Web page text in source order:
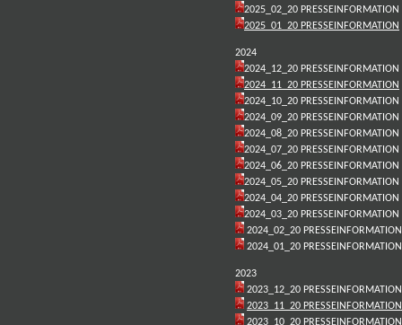
2025_02_20 PRESSEINFORMATION
2025_01_20 PRESSEINFORMATION
2024
2024_12_20 PRESSEINFORMATION
2024_11_20 PRESSEINFORMATION
2024_10_20 PRESSEINFORMATION
2024_09_20 PRESSEINFORMATION
2024_08_20 PRESSEINFORMATION
2024_07_20 PRESSEINFORMATION
2024_06_20 PRESSEINFORMATION
2024_05_20 PRESSEINFORMATION
2024_04_20 PRESSEINFORMATION
2024_03_20 PRESSEINFORMATION
2024_02_20 PRESSEINFORMATION
2024_01_20 PRESSEINFORMATION
2023
2023_12_20 PRESSEINFORMATION
2023_11_20 PRESSEINFORMATION
2023_10_20 PRESSEINFORMATION